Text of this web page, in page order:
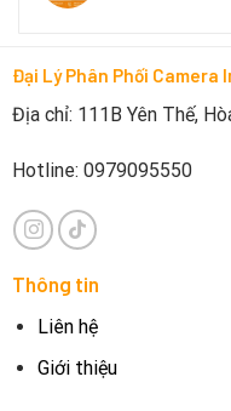
Đại Lý Phân Phối Camera
Địa chỉ: 111B Yên Thế,
Hotline: 0979095550
Thông tin
Liên hệ
Giới thiệu